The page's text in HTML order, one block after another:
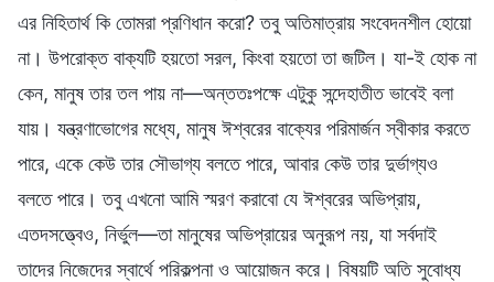
এর নিহিতার্থ কি তোমরা প্রণিধান করো? তবু অতিমাত্রায় সংবেদনশীল হোয়ো
না। উপরোক্ত বাক্যটি হয়তো সরল, কিংবা হয়তো তা জটিল। যা-ই হোক না
কেন, মানুষ তার তল পায় না—অন্ততঃপক্ষে এটুকু সন্দেহাতীত ভাবেই বলা
যায়। যন্ত্রণাভোগের মধ্যে, মানুষ ঈশ্বরের বাক্যের পরিমার্জন স্বীকার করতে
পারে, একে কেউ তার সৌভাগ্য বলতে পারে, আবার কেউ তার দুর্ভাগ্যও
বলতে পারে। তবু এখনো আমি স্মরণ করাবো যে ঈশ্বরের অভিপ্রায়,
এতদসত্ত্বেও, নির্ভুল—তা মানুষের অভিপ্রায়ের অনুরূপ নয়, যা সর্বদাই
তাদের নিজেদের স্বার্থে পরিকল্পনা ও আয়োজন করে। বিষয়টি অতি সুবোধ্য